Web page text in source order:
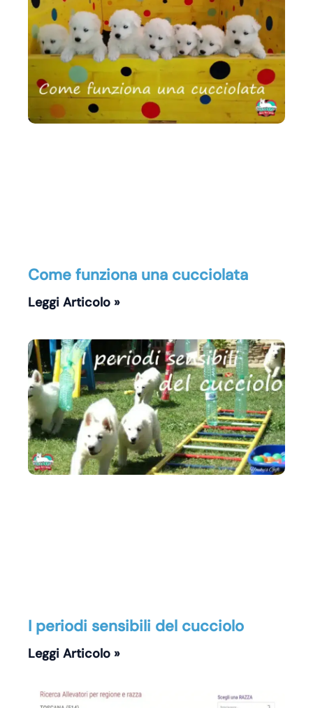
Come funziona una cucciolata
Leggi Articolo »
I periodi sensibili del cucciolo
Leggi Articolo »